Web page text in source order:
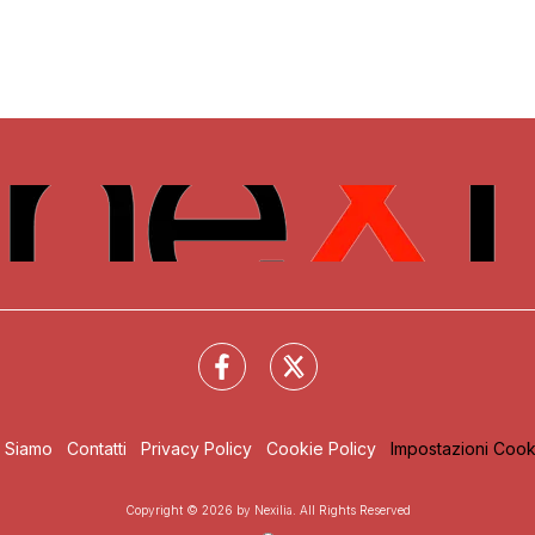
Siamo Contatti Privacy Policy Cookie Policy Impostazioni
Copyright © 2026 by Nexilia. All Rights Reserved